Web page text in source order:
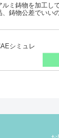
ルミ鋳物を加工し
、鋳物公差でいい
シミュレ